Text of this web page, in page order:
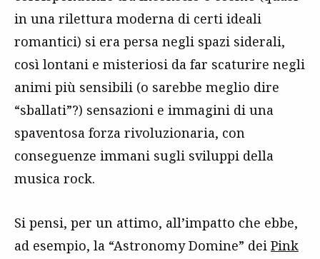
in una rilettura moderna di certi ideali
romantici) si era persa negli spazi siderali,
così lontani e misteriosi da far scaturire negli
animi più sensibili (o sarebbe meglio dire
“sballati”?) sensazioni e immagini di una
spaventosa forza rivoluzionaria, con
conseguenze immani sugli sviluppi della
musica rock.
Si pensi, per un attimo, all’impatto che ebbe,
ad esempio, la “Astronomy Domine” dei Pink